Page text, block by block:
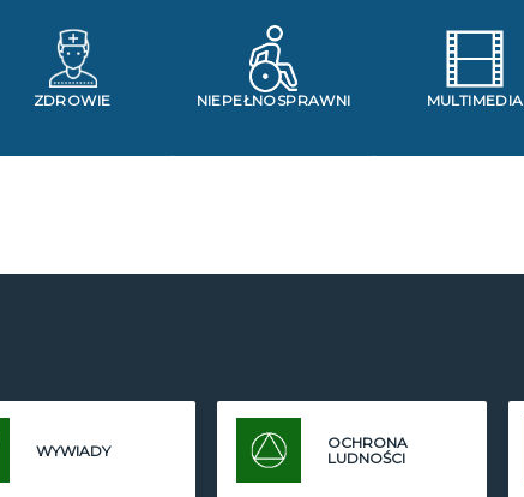
ZDROWIE NIEPEŁNOSPRAWNI MULTIMEDIA
WYWIADY
OCHRONA
LUDNOŚCI